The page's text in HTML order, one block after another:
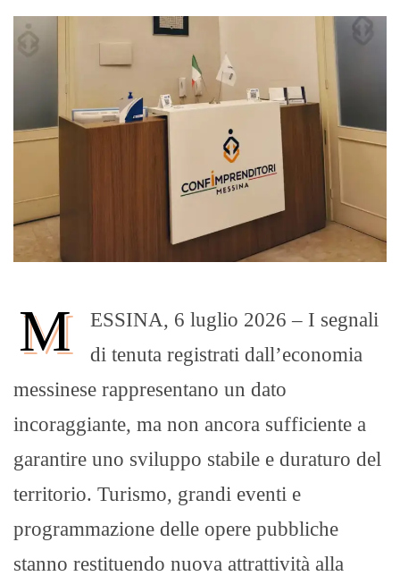
M
ESSINA, 6 luglio 2026 – I segnali
di tenuta registrati dall’economia
messinese rappresentano un dato
incoraggiante, ma non ancora sufficiente a
garantire uno sviluppo stabile e duraturo del
territorio. Turismo, grandi eventi e
programmazione delle opere pubbliche
stanno restituendo nuova attrattività alla